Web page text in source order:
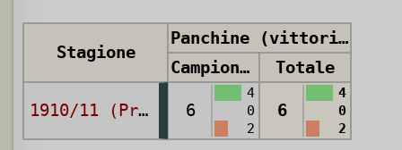
Stagione
Panchine (vittorie, pareggi, sconfitte)
Campionato
Totale
1910/11 (Prima Categoria) 6
4
0
2
6
4
0
2